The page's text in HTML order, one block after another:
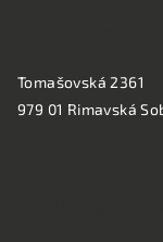
Tomašovská 2361
979 01 Rimavská